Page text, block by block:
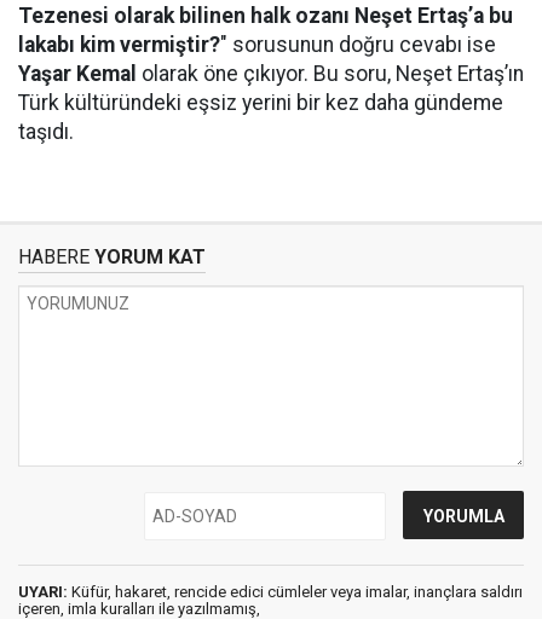
Tezenesi olarak bilinen halk ozanı Neşet Ertaş’a bu
lakabı kim vermiştir?" sorusunun doğru cevabı ise
Yaşar Kemal olarak öne çıkıyor. Bu soru, Neşet Ertaş’ın
Türk kültüründeki eşsiz yerini bir kez daha gündeme
taşıdı.
HABERE YORUM KAT
UYARI: Küfür, hakaret, rencide edici cümleler veya imalar, inançlara saldırı
içeren, imla kuralları ile yazılmamış,